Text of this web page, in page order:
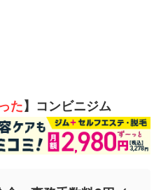
た】コンビニジム